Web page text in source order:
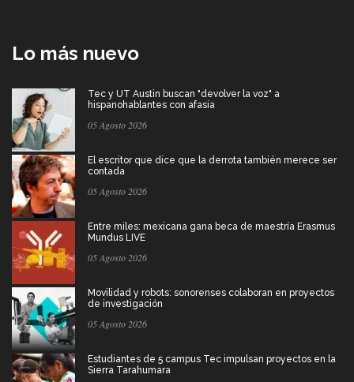
Lo más nuevo
Tec y UT Austin buscan "devolver la voz" a
hispanohablantes con afasia
05 Agosto 2026
El escritor que dice que la derrota también merece ser
contada
05 Agosto 2026
Entre miles: mexicana gana beca de maestría Erasmus
Mundus LIVE
05 Agosto 2026
Movilidad y robots: sonorenses colaboran en proyectos
de investigación
05 Agosto 2026
Estudiantes de 5 campus Tec impulsan proyectos en la
Sierra Tarahumara